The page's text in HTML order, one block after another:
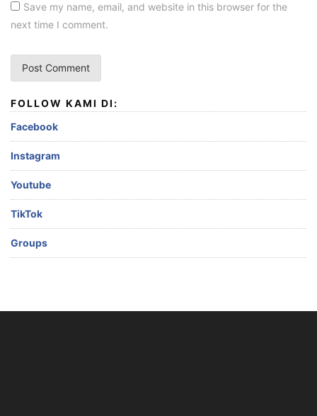
Save my name, email, and website in this browser for the
next time I comment.
FOLLOW KAMI DI:
Facebook
Instagram
Youtube
TikTok
Groups